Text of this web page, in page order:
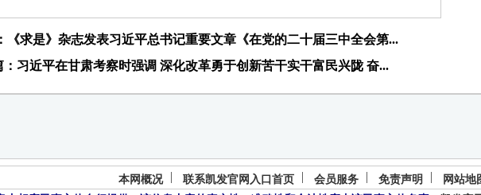
《求是》杂志发表习近平总书记重要文章《在党的二十届三中全会第...
：习近平在甘肃考察时强调 深化改革勇于创新苦干实干富民兴陇 奋...
本网概况 联系凯发官网入口首页 会员服务 免责声明
网站地